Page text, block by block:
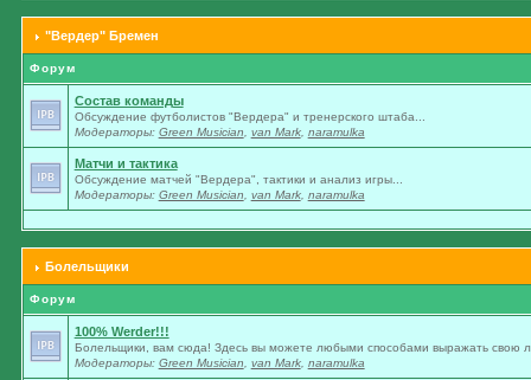
"Вердер" Бремен
Форум
Состав команды
Обсуждение футболистов "Вердера" и тренерского штаба...
Модераторы: Green Musician van Mark, naramulka
Матчи и тактика
Обсуждение матчей "Вердера", тактики и анализ игры...
Модераторы: Green Musician van Mark, naramulka
Болельщики
Форум
100% Werder!!!
Болельщики, вам сюда! Здесь вы можете любыми способами выражать свою
Модераторы: Green Musician van Mark, naramulka